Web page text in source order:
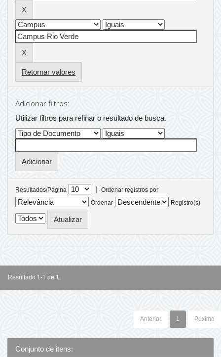
Retornar valores
Adicionar filtros:
Utilizar filtros para refinar o resultado de busca.
Resultados/Página |
Ordenar registros por
Ordenar
Registro(s)
Resultado 1-1 de 1.
Anterior 1 Póximo
Conjunto de itens: